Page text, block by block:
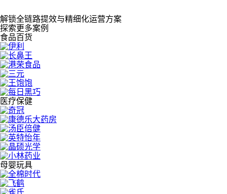
解锁全链路提效与精细化运营方案
探索更多案例
食品百货
医疗保健
母婴玩具